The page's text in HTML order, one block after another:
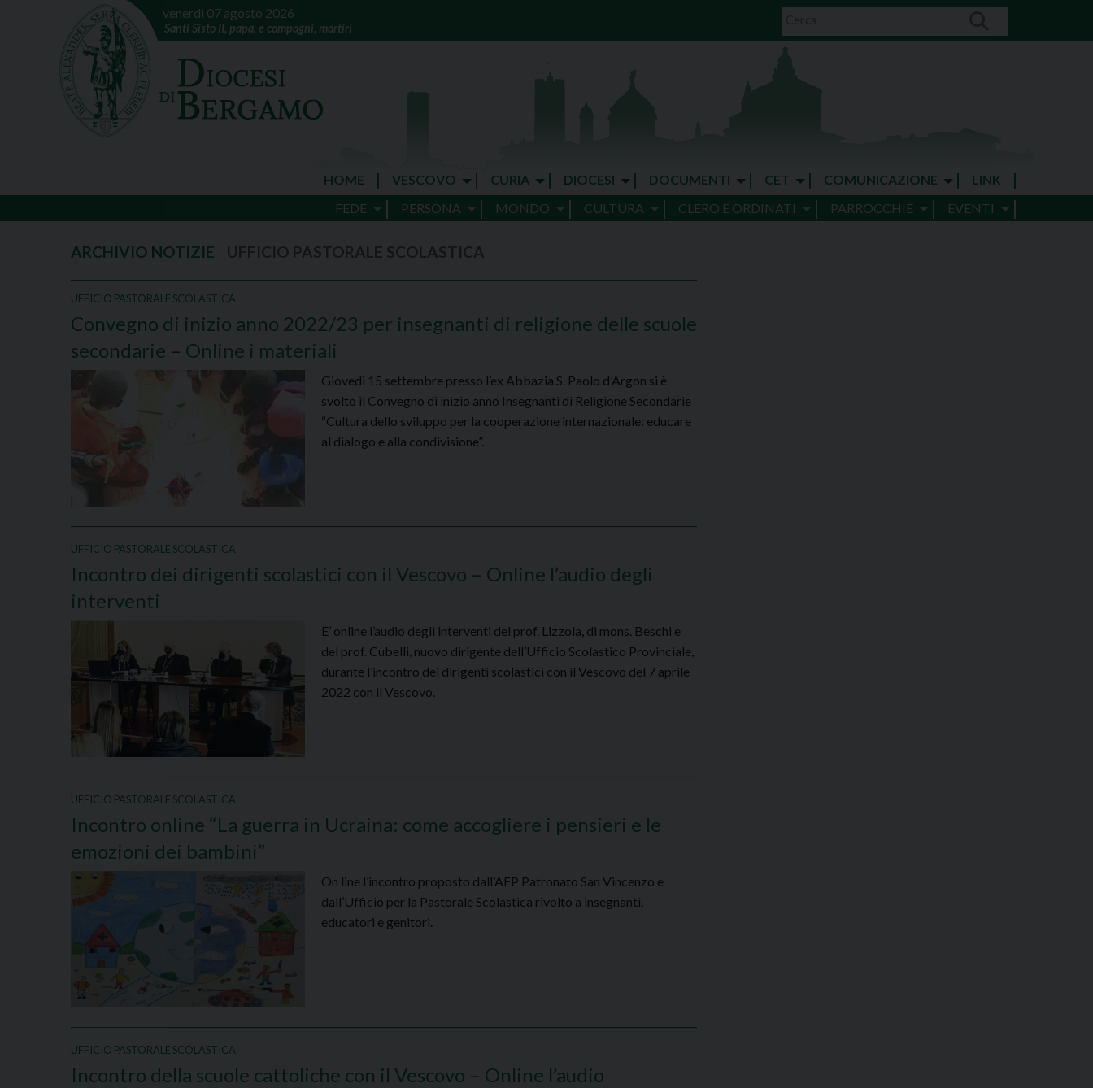
venerdì 07 agosto 2026
Santi Sisto II, papa, e compagni, martiri
HOME VESCOVO CURIA DIOCESI DOCUMENTI CET COMUNICAZIONE
LINK
FEDE
PERSONA MONDO CULTURA CLERO E ORDINATI PARROCCHIE EVENTI
UFFICIO PASTORALE SCOLASTICA
Convegno di inizio anno 2022/23 per insegnanti di religione delle scuole
secondarie – Online i materiali
Giovedì 15 settembre presso l’ex Abbazia S. Paolo d’Argon si è
svolto il Convegno di inizio anno Insegnanti di Religione Secondarie
“Cultura dello sviluppo per la cooperazione internazionale: educare
al dialogo e alla condivisione”.
UFFICIO PASTORALE SCOLASTICA
Incontro dei dirigenti scolastici con il Vescovo – Online l’audio degli
interventi
E’ online l’audio degli interventi del prof. Lizzola, di mons. Beschi e
del prof. Cubelli, nuovo dirigente dell’Ufficio Scolastico Provinciale,
durante l’incontro dei dirigenti scolastici con il Vescovo del 7 aprile
2022 con il Vescovo.
UFFICIO PASTORALE SCOLASTICA
Incontro online “La guerra in Ucraina: come accogliere i pensieri e le
emozioni dei bambini”
On line l’incontro proposto dall’AFP Patronato San Vincenzo e
dall’Ufficio per la Pastorale Scolastica rivolto a insegnanti,
educatori e genitori.
UFFICIO PASTORALE SCOLASTICA
Incontro della scuole cattoliche con il Vescovo – Online l’audio